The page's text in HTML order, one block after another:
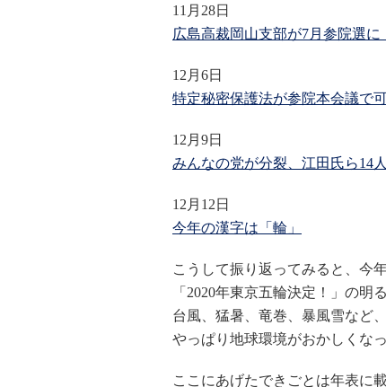
11月28日
広島高裁岡山支部が7月参院選
12月6日
特定秘密保護法が参院本会議で
12月9日
みんなの党が分裂、江田氏ら14
12月12日
今年の漢字は「輪」
こうして振り返ってみると、今
「2020年東京五輪決定！」の明
台風、猛暑、竜巻、暴風雪など
やっぱり地球環境がおかしくな
ここにあげたできごとは年表に